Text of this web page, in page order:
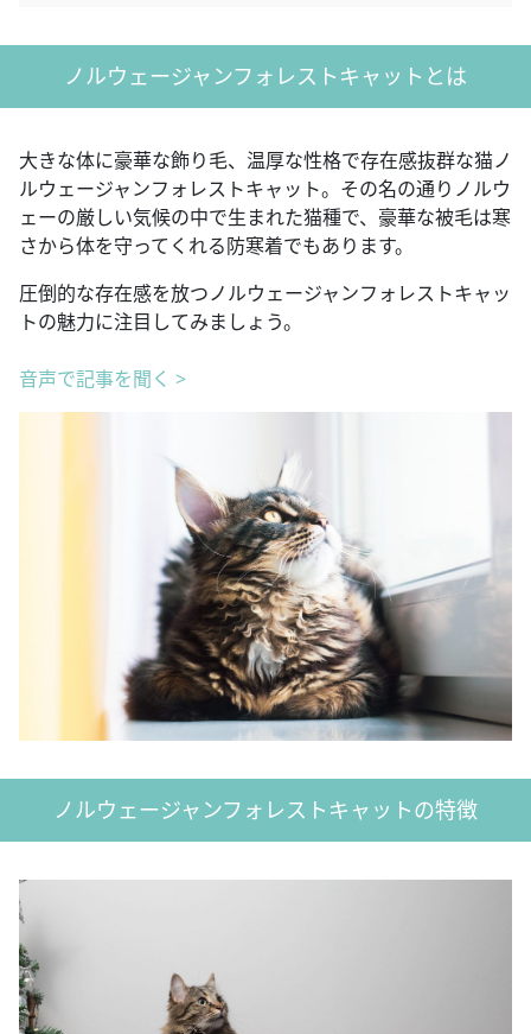
ノルウェージャンフォレストキャットとは
大きな体に豪華な飾り毛、温厚な性格で存在感抜群な猫ノ
ルウェージャンフォレストキャット。その名の通りノルウ
ェーの厳しい気候の中で生まれた猫種で、豪華な被毛は寒
さから体を守ってくれる防寒着でもあります。
圧倒的な存在感を放つノルウェージャンフォレストキャッ
トの魅力に注目してみましょう。
音声で記事を聞く >
ノルウェージャンフォレストキャットの特徴